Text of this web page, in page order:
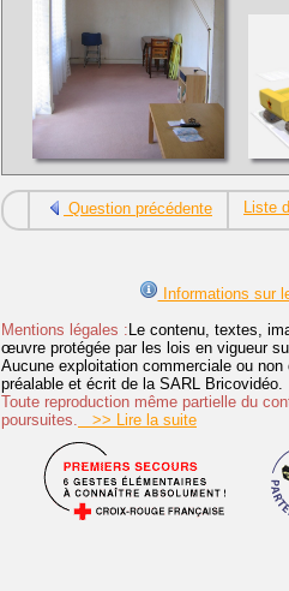
Question précédente Liste
Informations sur
Mentions légales : Le contenu, textes,
œuvre protégée par les lois en vigueur
Aucune exploitation commerciale ou
préalable et écrit de la SARL Bricovidéo.
Toute reproduction même partielle du
poursuites. >> Lire la suite